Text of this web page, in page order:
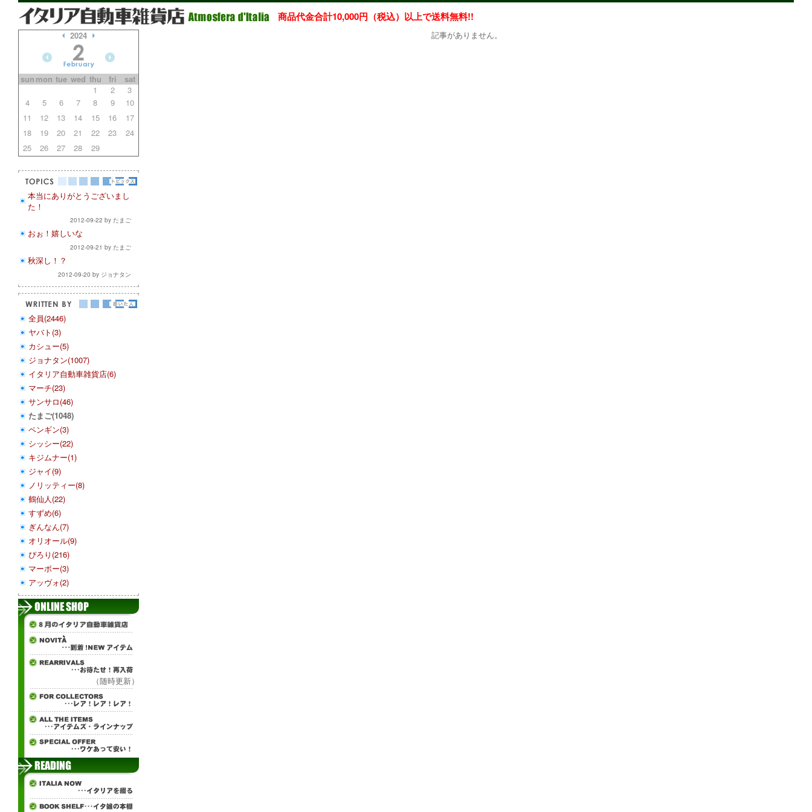
商品代金合計10,000円（税込）以上で送料無料!!
2024
sun mon tue wed thu fri
sat
1
2
3
4
5 6 7 8 9
10
11
12 13 14 15 16
17
18
19 20 21 22 23
24
25
26 27 28 29
本当にありがとうございまし
た！
2012-09-22 by たまご
おぉ！嬉しいな
2012-09-21 by たまご
秋深し！？
2012-09-20 by ジョナタン
全員(2446)
ヤバト(3)
カシュー(5)
ジョナタン(1007)
イタリア自動車雑貨店(6)
マーチ(23)
サンサロ(46)
たまご(1048)
ペンギン(3)
シッシー(22)
キジムナー(1)
ジャイ(9)
ノリッティー(8)
鶴仙人(22)
すずめ(6)
ぎんなん(7)
オリオール(9)
ぴろり(216)
マーボー(3)
アッヴォ(2)
（随時更新）
記事がありません。